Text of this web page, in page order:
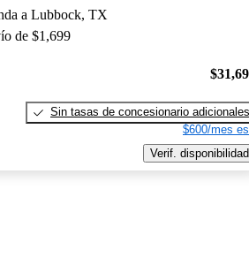
a Lubbock, TX
de $1,699
Sin tasas de concesionario adicionales
$600/mes
Verif. disponibilidad